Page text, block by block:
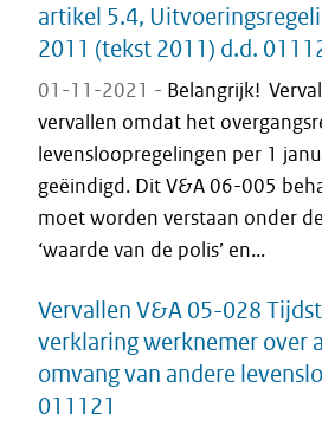
artikel 5.4,
2011 (tekst 2011) d.d.
01-11-2021 - Belangrijk!
vervallen omdat het
levensloopregelingen per 1
geëindigd. Dit V&A 06-005
moet worden verstaan onder
‘waarde van de polis’ en...
Vervallen V&A 05-028
verklaring werknemer over
omvang van andere
011121